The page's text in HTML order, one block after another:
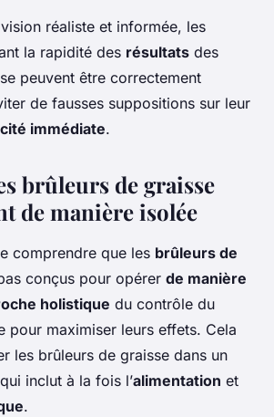
réaliste et informée, les
la rapidité des résultats des
peuvent être correctement
de fausses suppositions sur leur
immédiate.
brûleurs de graisse
de manière isolée
comprendre que les brûleurs de
conçus pour opérer de manière
holistique du contrôle du
pour maximiser leurs effets. Cela
les brûleurs de graisse dans un
inclut à la fois l’alimentation et
.